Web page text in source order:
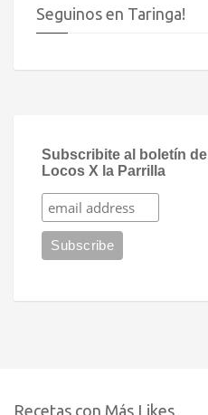
Seguinos en Taringa!
Subscribite al boletín de
Locos X la Parrilla
Recetas con Más Likes